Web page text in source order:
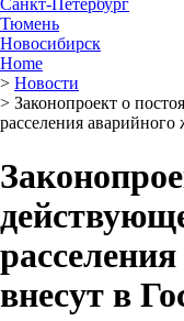
Санкт-Петербург
Тюмень
Новосибирск
Home
> Новости
> Законопроект о
расселения
внесут в